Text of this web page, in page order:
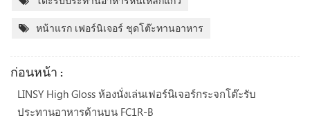
หน้าแรก เฟอร์นิเจอร์ ชุดโต๊ะทานอาหาร
ก่อนหน้า :
LINSY High Gloss ห้องนั่งเล่นเฟอร์นิเจอร์กระจกโต๊ะรับ
ประทานอาหารด้านบน FC1R-B